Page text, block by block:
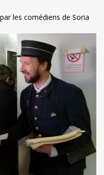
par les comédiens de Soria